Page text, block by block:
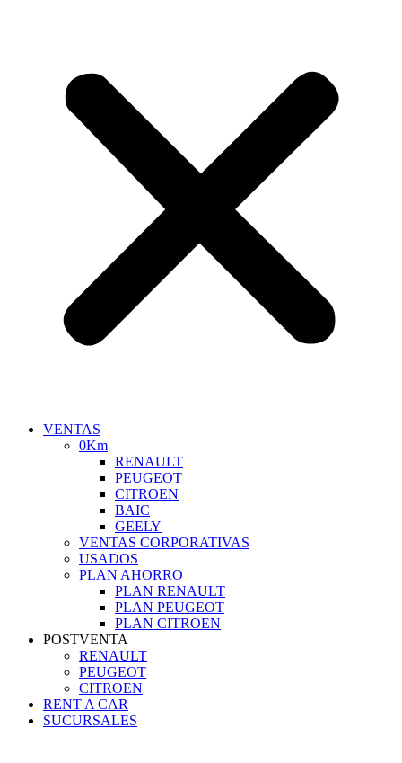
VENTAS
0Km
RENAULT
PEUGEOT
CITROEN
BAIC
GEELY
VENTAS CORPORATIVAS
USADOS
PLAN AHORRO
PLAN RENAULT
PLAN PEUGEOT
PLAN CITROEN
POSTVENTA
RENAULT
PEUGEOT
CITROEN
RENT A CAR
SUCURSALES